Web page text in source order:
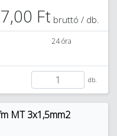
Ft bruttó / db.
24 óra
db.
MT 3x1,5mm2